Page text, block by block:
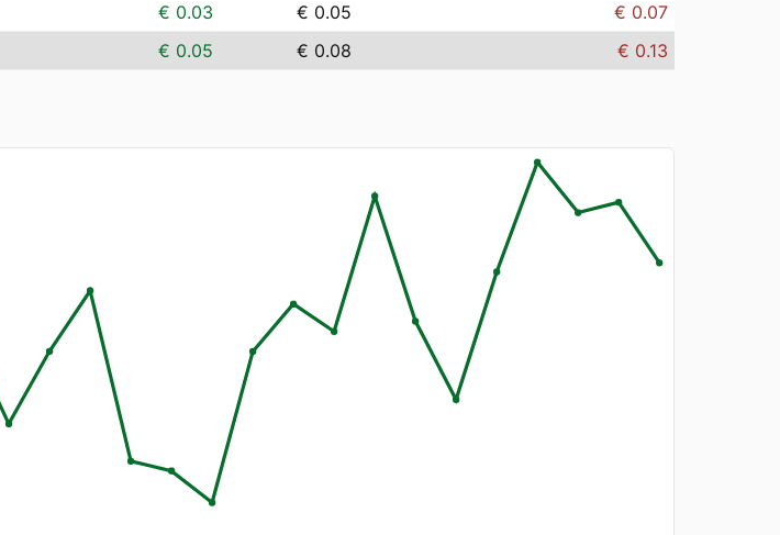
€ 0.03 € 0.05
€ 0.07
€ 0.05 € 0.08 € 0.13